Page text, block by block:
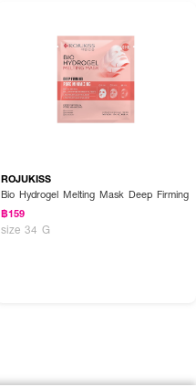
ROJUKISS
Bio Hydrogel Melting Mask Deep Firming
฿159
size 34 G